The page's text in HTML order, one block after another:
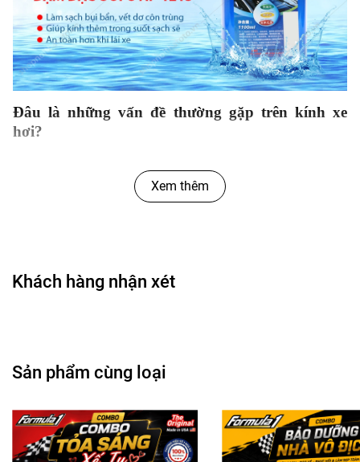
Đâu là những vấn đề thường gặp trên kính xe
hơi?
Nước mưa bám trên kính khi lái xe dưới trời
mưa khiến tầm nhìn bị hạn chế nghiêm trọng.
tính thẩm mỹ cho chiếc xe của bạn.
Có một sản phẩm tẩy rửa mặt kính hiệu quả mà
không làm tổn hại đến bề mặt kính.
Xem thêm
Khách hàng nhận xét
Sản phẩm cùng loại